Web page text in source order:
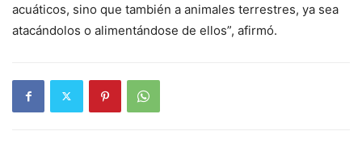
acuáticos, sino que también a animales terrestres, ya sea
atacándolos o alimentándose de ellos”, afirmó.